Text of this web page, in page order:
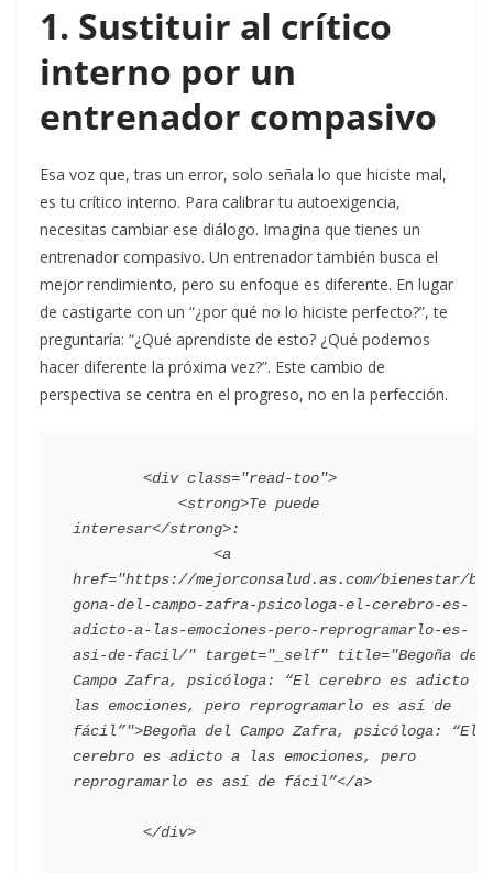
1. Sustituir al crítico
interno por un
entrenador compasivo
Esa voz que, tras un error, solo señala lo que hiciste mal,
es tu crítico interno. Para calibrar tu autoexigencia,
necesitas cambiar ese diálogo. Imagina que tienes un
entrenador compasivo. Un entrenador también busca el
mejor rendimiento, pero su enfoque es diferente. En lugar
de castigarte con un “¿por qué no lo hiciste perfecto?”, te
preguntaría: “¿Qué aprendiste de esto? ¿Qué podemos
hacer diferente la próxima vez?”. Este cambio de
perspectiva se centra en el progreso, no en la perfección.
interesar</strong>:
href="https://mejorconsalud.as.com/bienestar/be
gona-del-campo-zafra-psicologa-el-cerebro-es-
adicto-a-las-emociones-pero-reprogramarlo-es-
asi-de-facil/" target="_self" title="Begoña del
Campo Zafra, psicóloga: “El cerebro es adicto a
las emociones, pero reprogramarlo es así de
fácil”">Begoña del Campo Zafra, psicóloga: “El
cerebro es adicto a las emociones, pero
reprogramarlo es así de fácil”</a>